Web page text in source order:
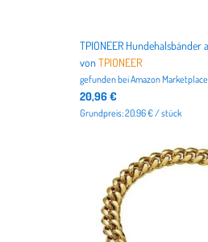
vonTPIONEER
gefunden beiAmazon Marketplace
20,96 €
Grundpreis: 20.96 € / stück